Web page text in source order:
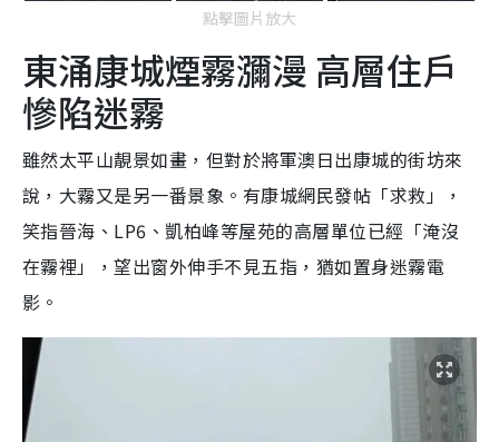
點擊圖片放大
東涌康城煙霧瀰漫 高層住戶
慘陷迷霧
雖然太平山靚景如畫，但對於將軍澳日出康城的街坊來
說，大霧又是另一番景象。有康城網民發帖「求救」，
笑指晉海、LP6、凱柏峰等屋苑的高層單位已經「淹沒
在霧裡」，望出窗外伸手不見五指，猶如置身迷霧電
影。